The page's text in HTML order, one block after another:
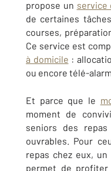
propose un service
de certaines
courses,
Ce service est
à domicile :
ou encore télé-
Et parce que le
moment de
seniors des
ouvrables. Pour
repas chez eux,
permet de profiter